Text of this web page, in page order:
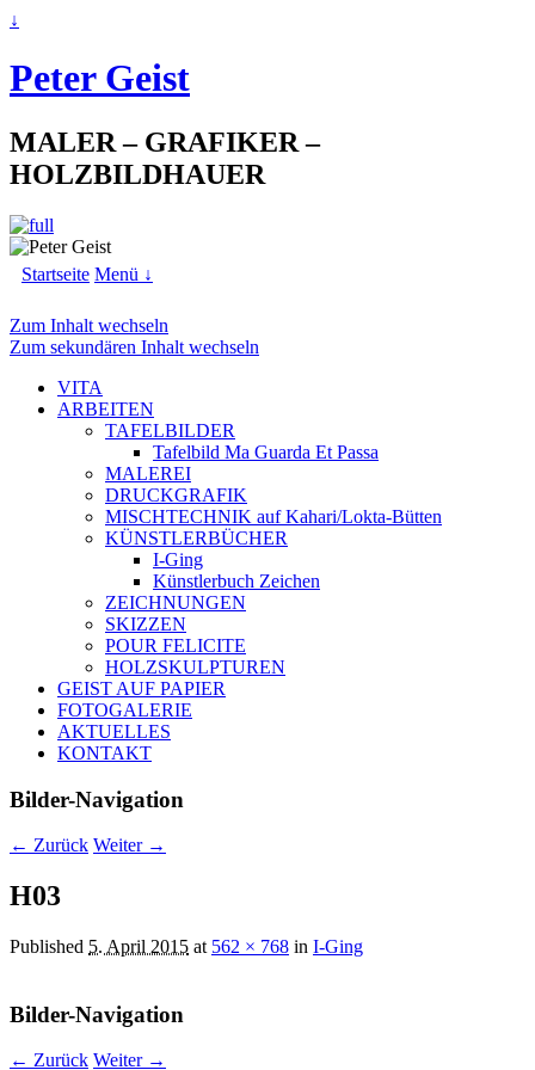
↓
Peter Geist
MALER – GRAFIKER –
HOLZBILDHAUER
Startseite Menü ↓
Zum Inhalt wechseln
Zum sekundären Inhalt wechseln
VITA
ARBEITEN
TAFELBILDER
Tafelbild Ma Guarda Et Passa
MALEREI
DRUCKGRAFIK
MISCHTECHNIK auf Kahari/Lokta-Bütten
KÜNSTLERBÜCHER
I-Ging
Künstlerbuch Zeichen
ZEICHNUNGEN
SKIZZEN
POUR FELICITE
HOLZSKULPTUREN
GEIST AUF PAPIER
FOTOGALERIE
AKTUELLES
KONTAKT
Bilder-Navigation
← Zurück Weiter →
H03
Published 5. April 2015 at 562 × 768 in I-Ging
Bilder-Navigation
← Zurück Weiter →